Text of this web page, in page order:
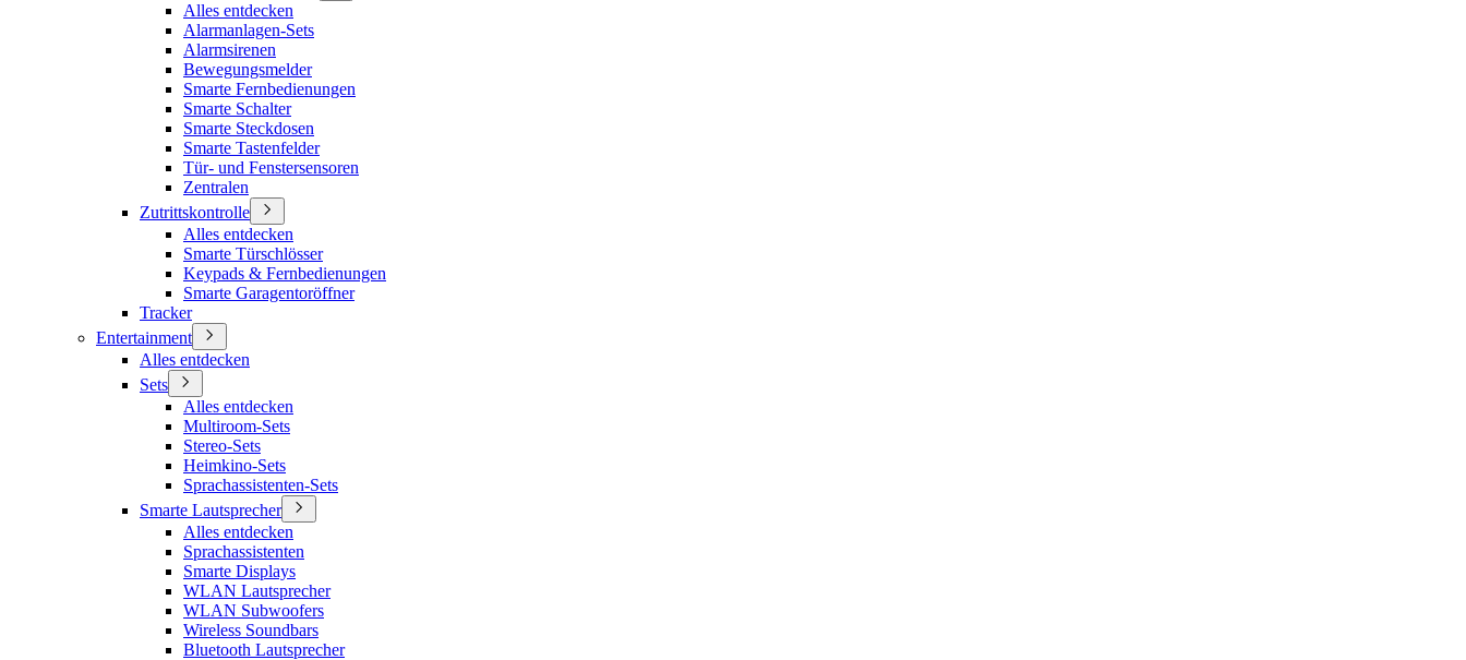
Alles entdecken
Alarmanlagen-Sets
Alarmsirenen
Bewegungsmelder
Smarte Fernbedienungen
Smarte Schalter
Smarte Steckdosen
Smarte Tastenfelder
Tür- und Fenstersensoren
Zentralen
Zutrittskontrolle
Alles entdecken
Smarte Türschlösser
Keypads & Fernbedienungen
Smarte Garagentoröffner
Tracker
Entertainment
Alles entdecken
Sets
Alles entdecken
Multiroom-Sets
Stereo-Sets
Heimkino-Sets
Sprachassistenten-Sets
Smarte Lautsprecher
Alles entdecken
Sprachassistenten
Smarte Displays
WLAN Lautsprecher
WLAN Subwoofers
Wireless Soundbars
Bluetooth Lautsprecher